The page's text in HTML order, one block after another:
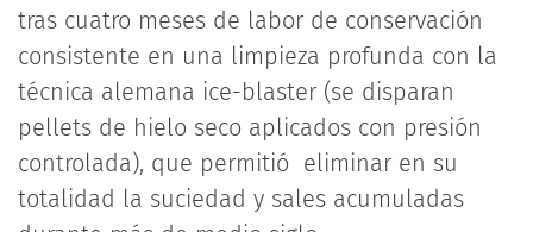
tras cuatro meses de labor de conservación
consistente en una limpieza profunda con la
técnica alemana ice-blaster (se disparan
pellets de hielo seco aplicados con presión
controlada), que permitió eliminar en su
totalidad la suciedad y sales acumuladas